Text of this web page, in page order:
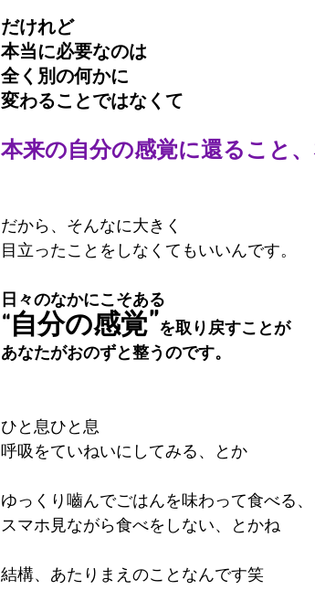
だけれど
本当に必要なのは
全く別の何かに
変わることではなくて
本来の自分の感覚に還ること、
だから、そんなに大きく
目立ったことをしなくてもいいんです。
日々のなかにこそある
“自分の感覚”を取り戻すことが
あなたがおのずと整うのです。
ひと息ひと息
呼吸をていねいにしてみる、とか
ゆっくり嚙んでごはんを味わって食べる
スマホ見ながら食べをしない、とかね
結構、あたりまえのことなんです笑